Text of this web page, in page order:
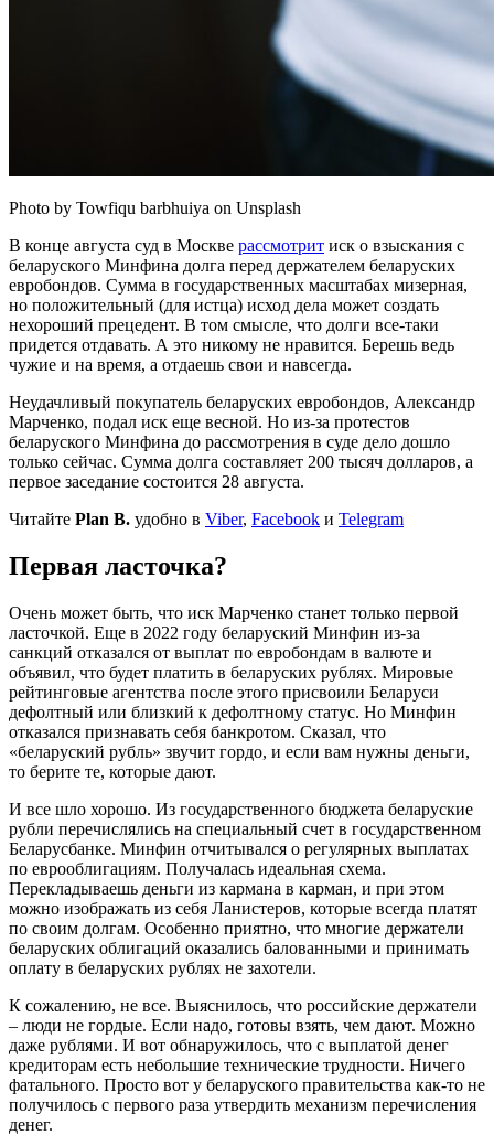
Photo by Towfiqu barbhuiya on Unsplash
В конце августа суд в Москве рассмотрит иск о взыскания с
беларуского Минфина долга перед держателем беларуских
евробондов. Сумма в государственных масштабах мизерная,
но положительный (для истца) исход дела может создать
нехороший прецедент. В том смысле, что долги все-таки
придется отдавать. А это никому не нравится. Берешь ведь
чужие и на время, а отдаешь свои и навсегда.
Неудачливый покупатель беларуских евробондов, Александр
Марченко, подал иск еще весной. Но из-за протестов
беларуского Минфина до рассмотрения в суде дело дошло
только сейчас. Сумма долга составляет 200 тысяч долларов, а
первое заседание состоится 28 августа.
Читайте Plan B. удобно в Viber, Facebook и Telegram
Первая ласточка?
Очень может быть, что иск Марченко станет только первой
ласточкой. Еще в 2022 году беларуский Минфин из-за
санкций отказался от выплат по евробондам в валюте и
объявил, что будет платить в беларуских рублях. Мировые
рейтинговые агентства после этого присвоили Беларуси
дефолтный или близкий к дефолтному статус. Но Минфин
отказался признавать себя банкротом. Сказал, что
«беларуский рубль» звучит гордо, и если вам нужны деньги,
то берите те, которые дают.
И все шло хорошо. Из государственного бюджета беларуские
рубли перечислялись на специальный счет в государственном
Беларусбанке. Минфин отчитывался о регулярных выплатах
по еврооблигациям. Получалась идеальная схема.
Перекладываешь деньги из кармана в карман, и при этом
можно изображать из себя Ланистеров, которые всегда платят
по своим долгам. Особенно приятно, что многие держатели
беларуских облигаций оказались балованными и принимать
оплату в беларуских рублях не захотели.
К сожалению, не все. Выяснилось, что российские держатели
– люди не гордые. Если надо, готовы взять, чем дают. Можно
даже рублями. И вот обнаружилось, что с выплатой денег
кредиторам есть небольшие технические трудности. Ничего
фатального. Просто вот у беларуского правительства как-то не
получилось с первого раза утвердить механизм перечисления
денег.